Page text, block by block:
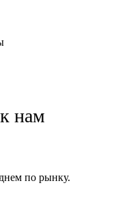
нам
по рынку.